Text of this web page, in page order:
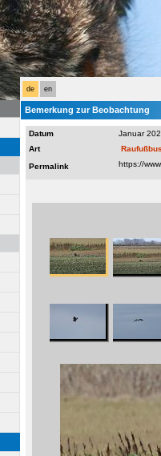
de en
Bemerkung zur Beobachtung
Datum
Januar
Art
Permalink